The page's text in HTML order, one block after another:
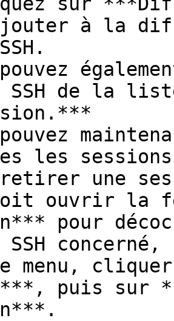
à la
SSH de la
les sessions
une
ouvrir la
pour
menu,
puis sur